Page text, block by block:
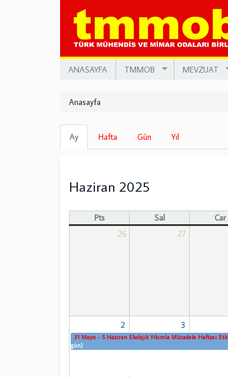
ANASAYFA TMMOB MEVZUAT
Anasayfa
Birincil
sekmeler
Ay
sekme)
Hafta Gün Yıl
Haziran 2025
Pts Sal Çar
26
27
2 3
31 Mayıs - 5 Haziran Ekolojik Yıkımla Mücadele Haftası
gün)